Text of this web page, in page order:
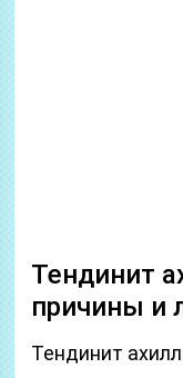
Тендинит
причины и
Тендинит